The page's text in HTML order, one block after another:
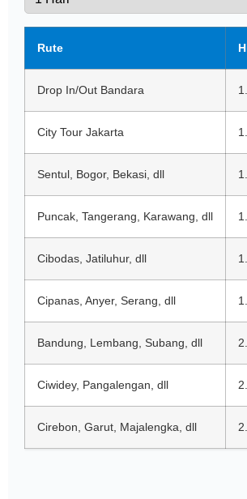
Rute
Drop In/Out Bandara
City Tour Jakarta
Sentul, Bogor, Bekasi, dll
Puncak, Tangerang, Karawang, dll
Cibodas, Jatiluhur, dll
Cipanas, Anyer, Serang, dll
Bandung, Lembang, Subang, dll
Ciwidey, Pangalengan, dll
Cirebon, Garut, Majalengka, dll